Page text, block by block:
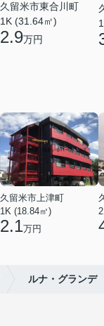
久留米市東合川町
1K (31.64㎡)
2.9万円
久留米市上津町
1K (18.84㎡)
2.1万円
ルナ・グランデ